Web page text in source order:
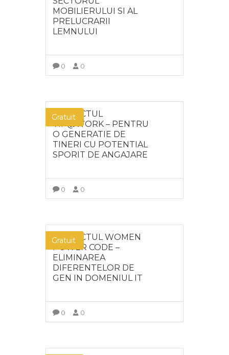
MOBILIERULUI SI AL
PRELUCRARII
LEMNULUI
0 0
Gratuit
PROIECTUL
VIP@WORK – PENTRU
O GENERATIE DE
TINERI CU POTENTIAL
SPORIT DE ANGAJARE
0 0
Gratuit
PROIECTUL WOMEN
POWER CODE –
ELIMINAREA
DIFERENTELOR DE
GEN IN DOMENIUL IT
0 0